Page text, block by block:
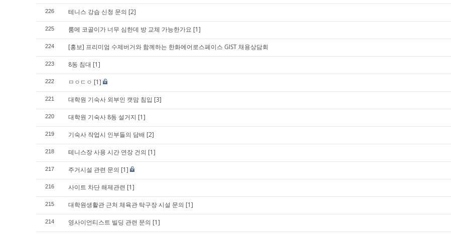
226 테니스 강습 신청 문의 [2]
225 룸메 코골이가 너무 심한데 방 교체 가능한가요 [1]
224 [홍보] 프리미엄 수제버거와 함께하는 한화에어로스페이스 GIST 채용상담회
223 8동 침대 [1]
222 ㅁㅇㄷㅇ [1]
221 대학원 기숙사 외부인 캣맘 침입 [3]
220 대학원 기숙사 8동 설거지 [1]
219 기숙사 작업시 인부들의 담배 [2]
218 테니스장 사용 시간 연장 건의 [1]
217 주거시설 관련 문의 [1]
216 사이트 차단 해제관련 [1]
215 대학원생활관 근처 체육관 탁구장 시설 문의 [1]
214 영사이언티스트 빌딩 관련 문의 [1]